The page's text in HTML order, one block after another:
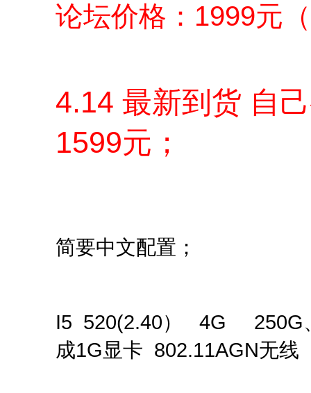
论坛价格：1999元
4.14 最新到货 自
1599元；
简要中文配置；
I5 520(2.40） 4G 250G
成1G显卡 802.11AGN无